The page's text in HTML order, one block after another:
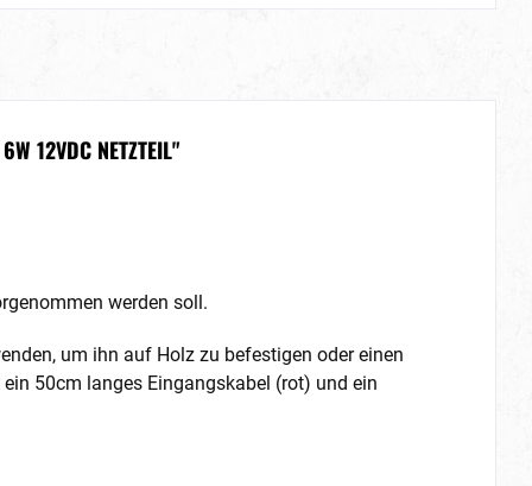
12VDC NETZTEIL"
werden soll.
um ihn auf Holz zu befestigen oder einen
50cm langes Eingangskabel (rot) und ein